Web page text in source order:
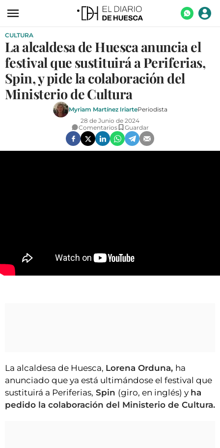
ACTUALIDAD
ECONOMÍA
TECNOLOGÍA
TURISMO
AGROALIMENTACIÓN
FIESTAS EN EL ALTO ARAGÓN
FIESTAS DE SAN LORENZO
ESQUELAS
CLUB DEL AMIGO MILITANTE
CULTURA
La alcaldesa de Huesca anuncia el
festival que sustituirá a Periferias,
Spin, y pide la colaboración del
Ministerio de Cultura
Myriam Martínez IriartePeriodista
28 de Junio de 2024
Comentarios
Guardar
La alcaldesa de Huesca, Lorena Orduna, ha
anunciado que ya está ultimándose el festival que
sustituirá a Periferias, Spin (giro, en inglés) y ha
pedido la colaboración del Ministerio de Cultura.